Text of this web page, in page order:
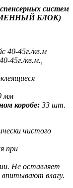
систем
БЛОК)
40-45г./кв.м
45г./кв.м.,
мм
коробе: 33 шт.
чистого
при
Не оставляет
впитывают влагу.